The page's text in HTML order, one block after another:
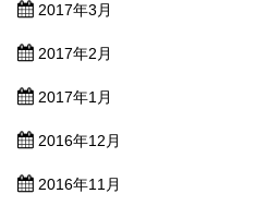
2017年3月
2017年2月
2017年1月
2016年12月
2016年11月